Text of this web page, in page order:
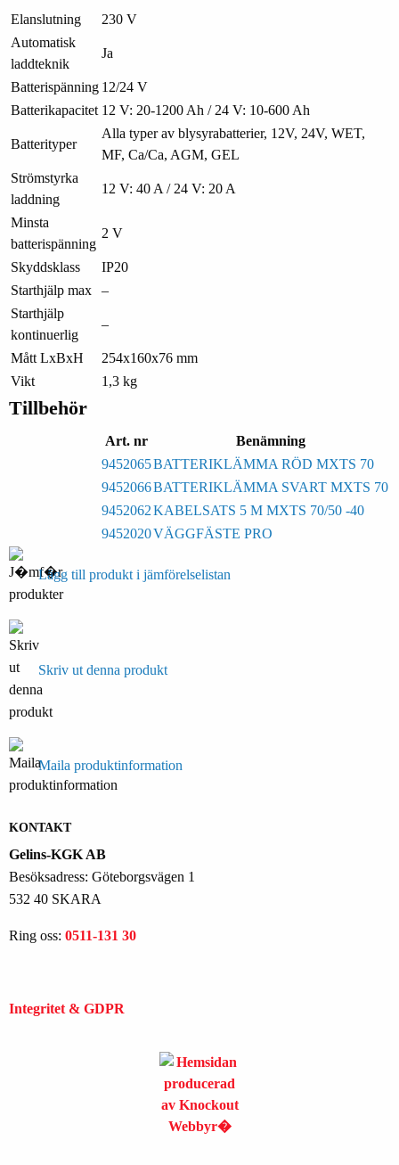
Elanslutning
230 V
Automatisk
laddteknik
Ja
Batterispänning 12/24 V
Batterikapacitet 12 V: 20-1200 Ah / 24 V: 10-600 Ah
Batterityper
Alla typer av blysyrabatterier, 12V, 24V, WET,
MF, Ca/Ca, AGM, GEL
Strömstyrka
laddning
12 V: 40 A / 24 V: 20 A
Minsta
batterispänning
2 V
Skyddsklass
IP20
Starthjälp max
–
Starthjälp
kontinuerlig
–
Mått LxBxH
254x160x76 mm
Vikt
1,3 kg
Tillbehör
Art. nr
Benämning
9452065BATTERIKLÄMMA RÖD MXTS 70
9452066BATTERIKLÄMMA SVART MXTS 70
9452062KABELSATS 5 M MXTS 70/50 -40
9452020VÄGGFÄSTE PRO
Lägg till produkt i jämförelselistan
Skriv ut denna produkt
Maila produktinformation
KONTAKT
Gelins-KGK AB
Besöksadress: Göteborgsvägen 1
532 40 SKARA
Ring oss: 0511-131 30
Integritet & GDPR